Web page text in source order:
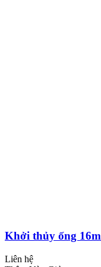
Khởi thủy ống
Liên hệ